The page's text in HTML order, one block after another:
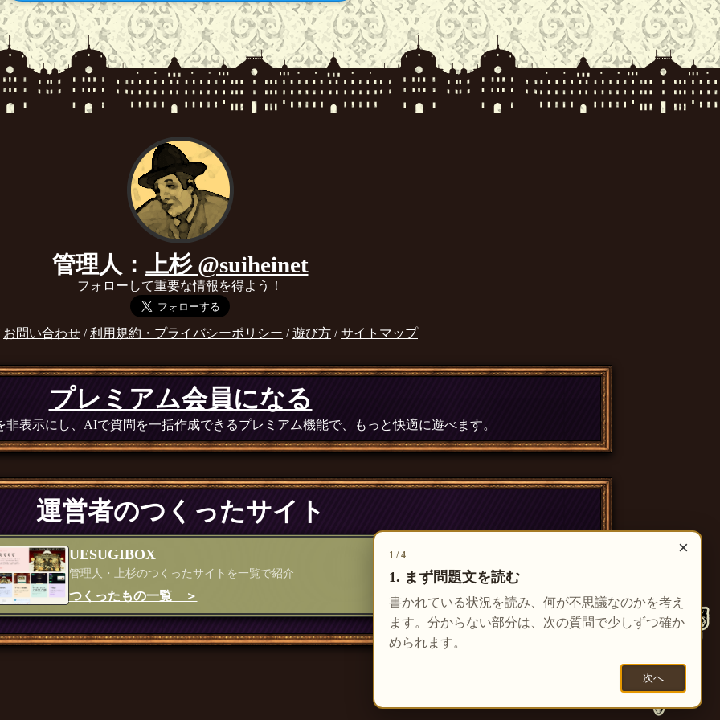
×
1 / 4
1. まず問題文を読む
書かれている状況を読み、何が不思議なのかを考え
ます。分からない部分は、次の質問で少しずつ確か
められます。
次へ
管理人： 上杉 @suiheinet
フォローして重要な情報を得よう！
お問い合わせ /利用規約・プライバシーポリシー /遊び方 /サイトマップ
プレミアム会員になる
非表示にし、AIで質問を一括作成できるプレミアム機能で、もっと快適に遊べます。
運営者のつくったサイト
UESUGIBOX
管理人・上杉のつくったサイトを一覧で紹介
つくったもの一覧 ＞